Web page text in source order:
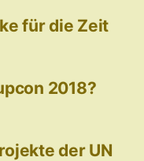
für die Zeit
2018?
der UN